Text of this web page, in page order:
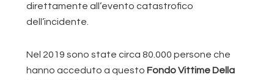
direttamente all’evento catastrofico
dell’incidente.
Nel 2019 sono state circa 80.000 persone che
hanno acceduto a questo Fondo Vittime Della